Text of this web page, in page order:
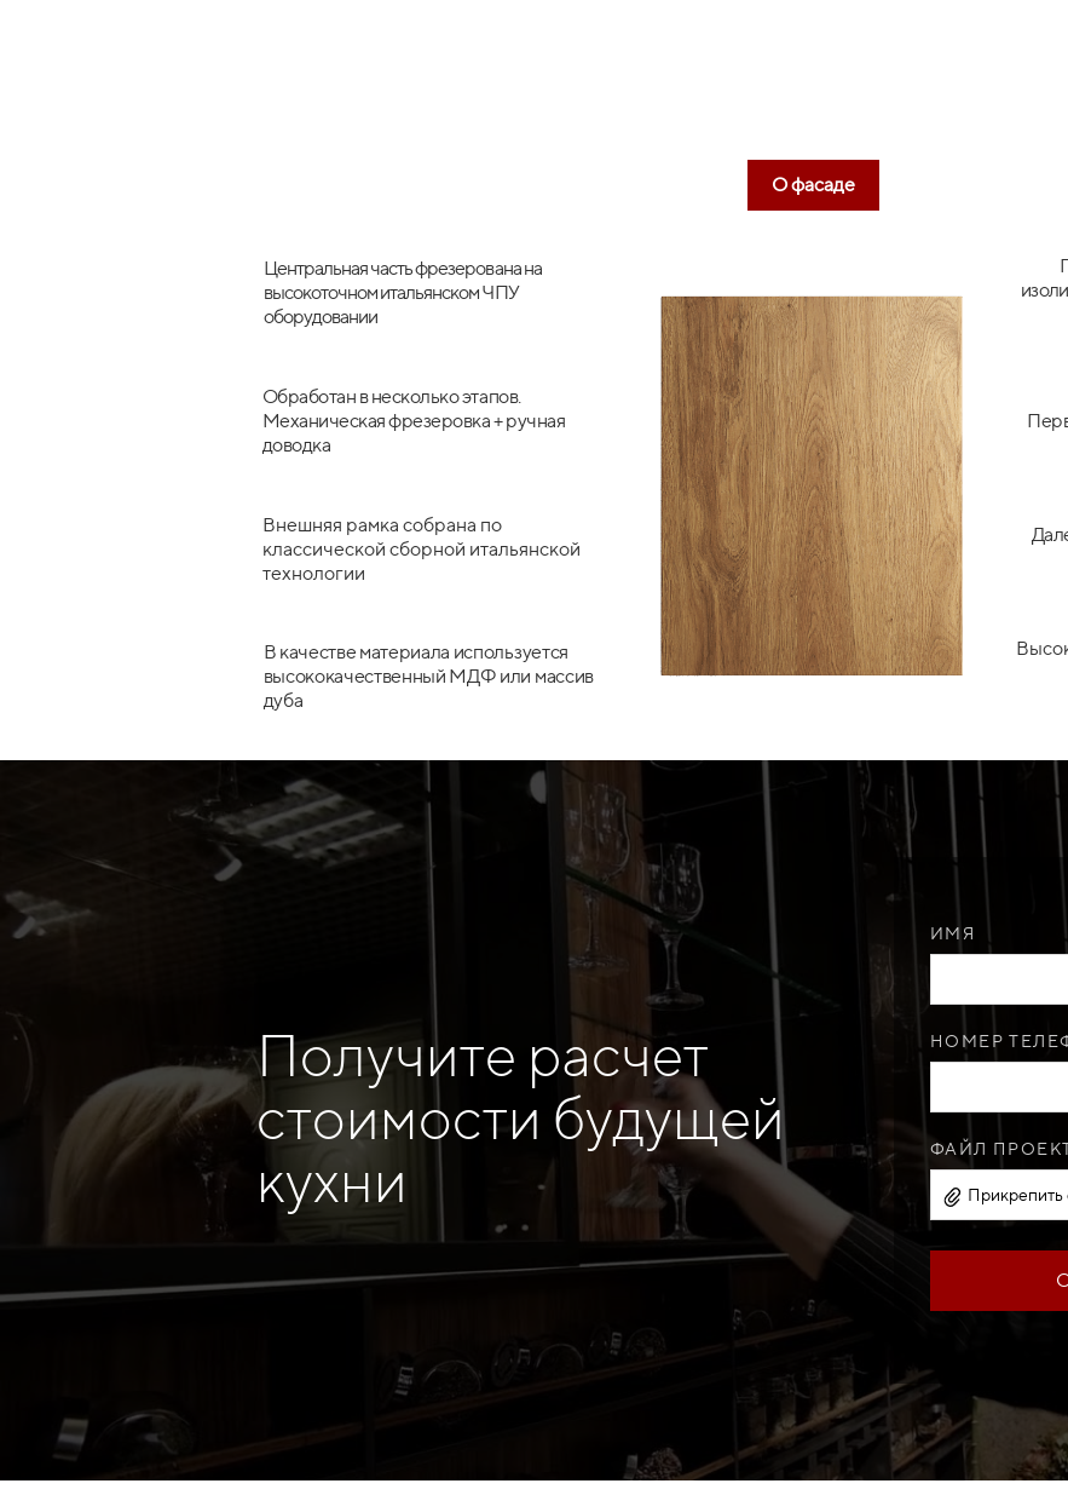
О фасаде
Центральная часть фрезерована на
высокоточном итальянском ЧПУ
оборудовании
Обработан в несколько этапов.
Механическая фрезеровка + ручная
доводка
Внешняя рамка собрана по
классической сборной итальянской
технологии
В качестве материала используется
высококачественный МДФ или массив
дуба
Получите расчет
стоимости будущей
кухни
ИМЯ
НОМЕР
ФАЙЛ
Прикрепить